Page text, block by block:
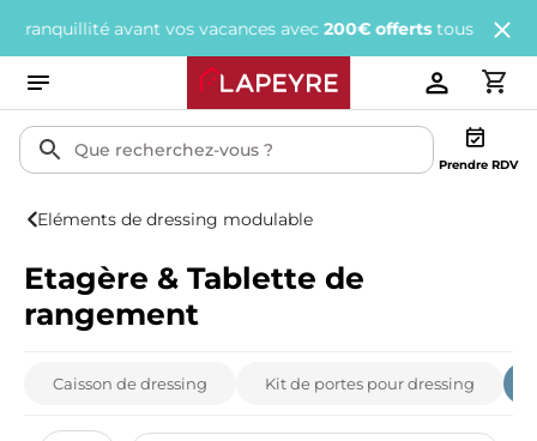
avant vos vacances avec200€ offertstous les 1 000€
Prendre RDV
Eléments de dressing modulable
Etagère & Tablette de
rangement
Caisson de dressing Kit de portes pour dressing